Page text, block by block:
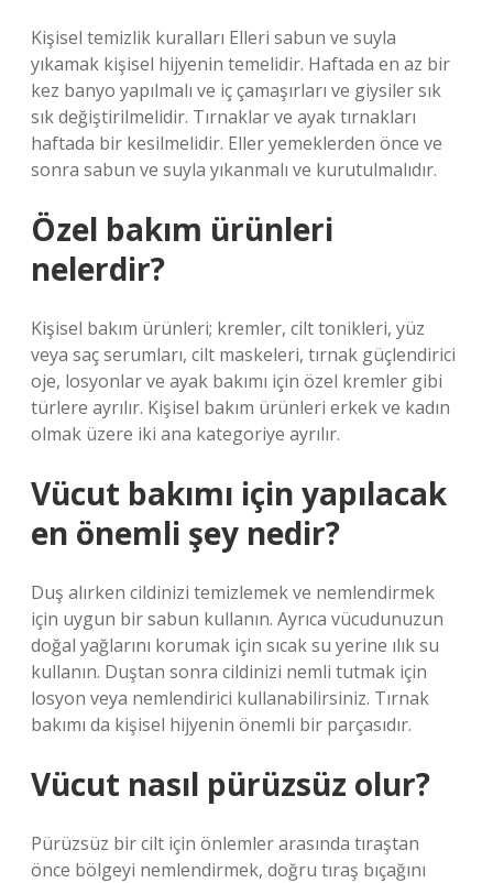
Kişisel temizlik kuralları Elleri sabun ve suyla
yıkamak kişisel hijyenin temelidir. Haftada en az bir
kez banyo yapılmalı ve iç çamaşırları ve giysiler sık ​​
sık değiştirilmelidir. Tırnaklar ve ayak tırnakları
haftada bir kesilmelidir. Eller yemeklerden önce ve
sonra sabun ve suyla yıkanmalı ve kurutulmalıdır.
Özel bakım ürünleri
nelerdir?
Kişisel bakım ürünleri; kremler, cilt tonikleri, yüz
veya saç serumları, cilt maskeleri, tırnak güçlendirici
oje, losyonlar ve ayak bakımı için özel kremler gibi
türlere ayrılır. Kişisel bakım ürünleri erkek ve kadın
olmak üzere iki ana kategoriye ayrılır.
Vücut bakımı için yapılacak
en önemli şey nedir?
Duş alırken cildinizi temizlemek ve nemlendirmek
için uygun bir sabun kullanın. Ayrıca vücudunuzun
doğal yağlarını korumak için sıcak su yerine ılık su
kullanın. Duştan sonra cildinizi nemli tutmak için
losyon veya nemlendirici kullanabilirsiniz. Tırnak
bakımı da kişisel hijyenin önemli bir parçasıdır.
Vücut nasıl pürüzsüz olur?
Pürüzsüz bir cilt için önlemler arasında tıraştan
önce bölgeyi nemlendirmek, doğru tıraş bıçağını